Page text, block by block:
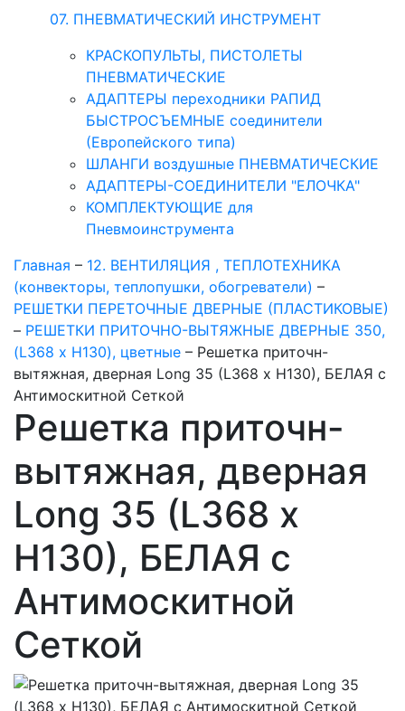
07. ПНЕВМАТИЧЕСКИЙ ИНСТРУМЕНТ
КРАСКОПУЛЬТЫ, ПИСТОЛЕТЫ
ПНЕВМАТИЧЕСКИЕ
АДАПТЕРЫ переходники РАПИД
БЫСТРОСЪЕМНЫЕ соединители
(Европейского типа)
ШЛАНГИ воздушные ПНЕВМАТИЧЕСКИЕ
АДАПТЕРЫ-СОЕДИНИТЕЛИ "ЕЛОЧКА"
КОМПЛЕКТУЮЩИЕ для
Пневмоинструмента
Главная – 12. ВЕНТИЛЯЦИЯ , ТЕПЛОТЕХНИКА
(конвекторы, теплопушки, обогреватели) –
РЕШЕТКИ ПЕРЕТОЧНЫЕ ДВЕРНЫЕ (ПЛАСТИКОВЫЕ)
– РЕШЕТКИ ПРИТОЧНО-ВЫТЯЖНЫЕ ДВЕРНЫЕ 350,
(L368 x H130), цветные – Решетка приточн-
вытяжная, дверная Long 35 (L368 x H130), БЕЛАЯ с
Антимоскитной Сеткой
Решетка приточн-
вытяжная, дверная
Long 35 (L368 x
H130), БЕЛАЯ с
Антимоскитной
Сеткой